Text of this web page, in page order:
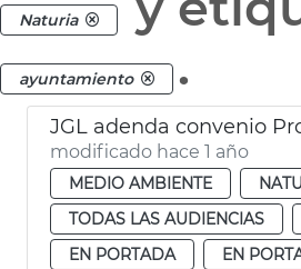
Naturia
ayuntamiento .
modificado hace 1 año
MEDIO AMBIENTE
TODAS LAS AUDIENCIAS
EN PORTADA
EN